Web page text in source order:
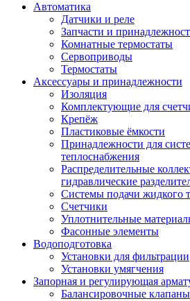
Автоматика
Датчики и реле
Запчасти и
Комнатные термостаты
Сервоприводы
Термостаты
Аксессуары и принадлежности
Изоляция
Комплектующие для
Крепёж
Пластиковые ёмкости
Принадлежности для
теплоснабжения
Распределительные
гидравлические
Системы подачи жидкого
Счетчики
Уплотнительные
Фасонные элементы
Водоподготовка
Установки для фильтрации
Установки умягчения
Запорная и регулирующая
Балансировочные клапаны